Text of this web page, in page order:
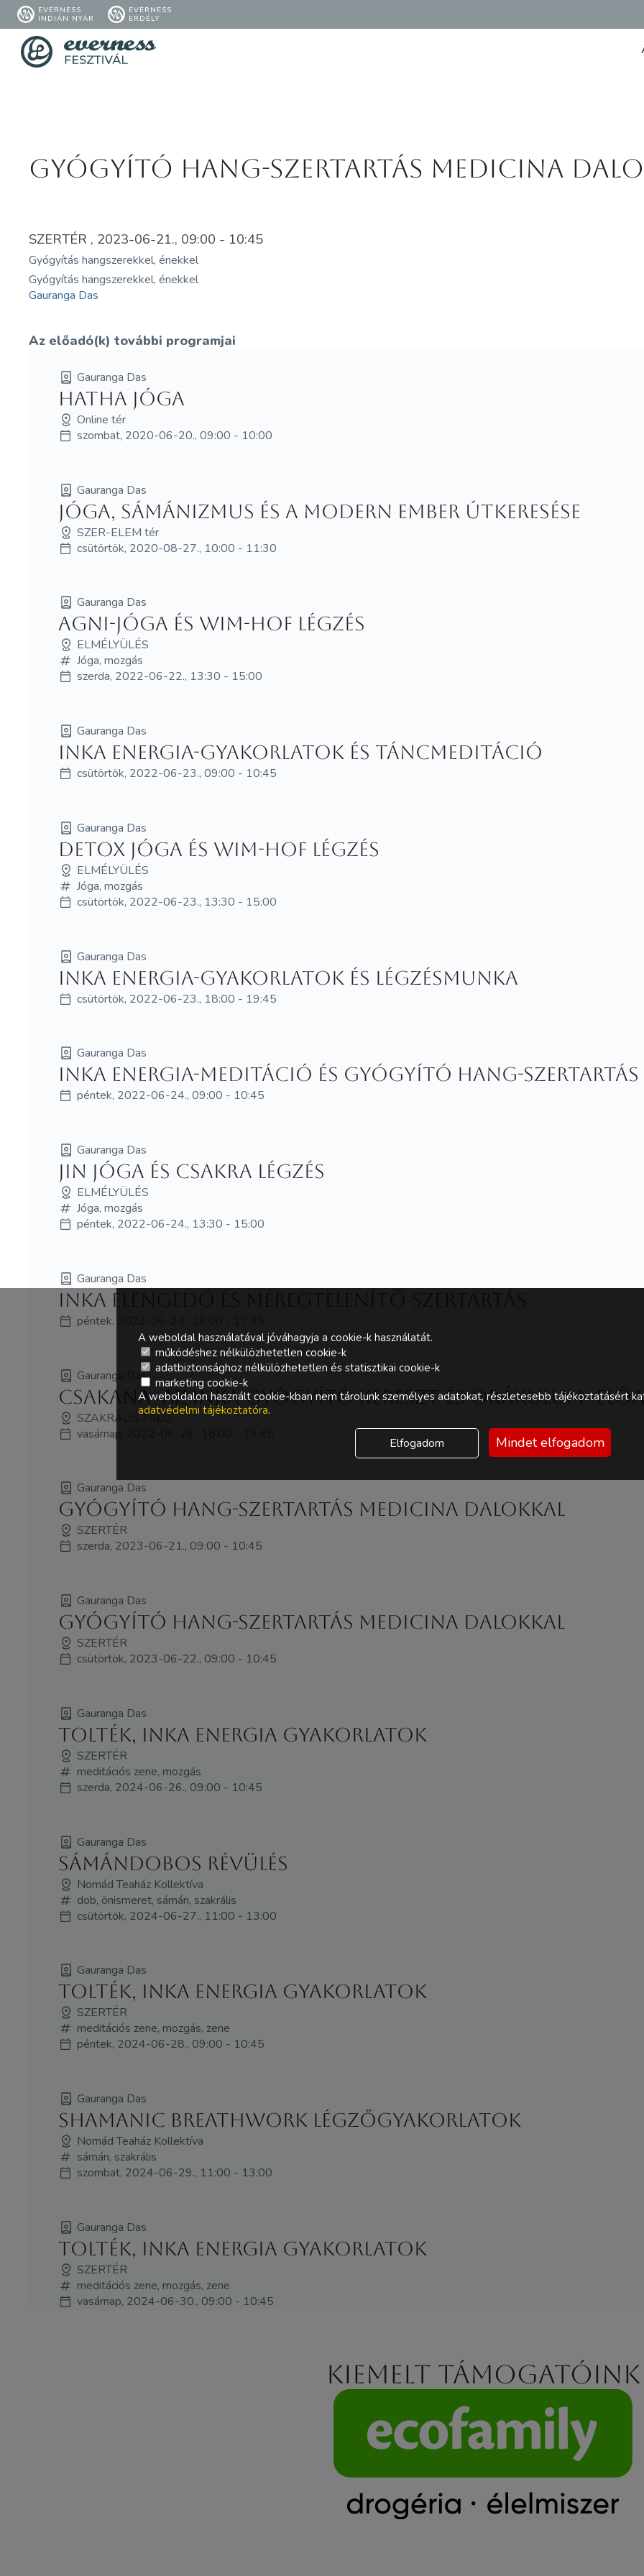
EVERNESS
INDIÁN NYÁR
EVERNESS
ERDÉLY
Gyógyító hang-szertartás Medicina
SZERTÉR , 2023-06-21., 09:00 - 10:45
Gyógyítás hangszerekkel, énekkel
Gyógyítás hangszerekkel, énekkel
Gauranga Das
Az előadó(k) további programjai
Gauranga Das
Hatha jóga
Online tér
szombat, 2020-06-20., 09:00 - 10:00
Gauranga Das
Jóga, Sámánizmus és a modern ember útkeresése
SZER-ELEM tér
csütörtök, 2020-08-27., 10:00 - 11:30
Gauranga Das
Agni-jóga és Wim-Hof légzés
ELMÉLYÜLÉS
Jóga, mozgás
szerda, 2022-06-22., 13:30 - 15:00
Gauranga Das
Inka energia-gyakorlatok és táncmeditáció
csütörtök, 2022-06-23., 09:00 - 10:45
Gauranga Das
Detox jóga és Wim-Hof légzés
ELMÉLYÜLÉS
Jóga, mozgás
csütörtök, 2022-06-23., 13:30 - 15:00
Gauranga Das
Inka energia-gyakorlatok és légzésmunka
csütörtök, 2022-06-23., 18:00 - 19:45
Gauranga Das
Inka energia-meditáció és gyógyító hang-
péntek, 2022-06-24., 09:00 - 10:45
Gauranga Das
Jin jóga és csakra légzés
ELMÉLYÜLÉS
Jóga, mozgás
péntek, 2022-06-24., 13:30 - 15:00
Gauranga Das
Inka elengedő és méregtelenítő szertartás
péntek, 2022-06-24., 16:00 - 17:45
Gauranga Das
Csakana- az inka gyógyító kereszt és orákulum -
SZAKRÁLIS FALU
vasárnap, 2022-06-26., 18:00 - 19:45
Gauranga Das
Gyógyító hang-szertartás Medicina dalokkal
SZERTÉR
szerda, 2023-06-21., 09:00 - 10:45
Gauranga Das
Gyógyító hang-szertartás Medicina dalokkal
SZERTÉR
csütörtök, 2023-06-22., 09:00 - 10:45
Gauranga Das
Tolték, inka energia gyakorlatok
SZERTÉR
meditációs zene, mozgás
szerda, 2024-06-26., 09:00 - 10:45
Gauranga Das
Sámándobos révülés
Nomád Teaház Kollektíva
dob, önismeret, sámán, szakrális
csütörtök, 2024-06-27., 11:00 - 13:00
Gauranga Das
Tolték, inka energia gyakorlatok
SZERTÉR
meditációs zene, mozgás, zene
péntek, 2024-06-28., 09:00 - 10:45
Gauranga Das
Shamanic Breathwork légzőgyakorlatok
Nomád Teaház Kollektíva
sámán, szakrális
szombat, 2024-06-29., 11:00 - 13:00
Gauranga Das
Tolték, inka energia gyakorlatok
SZERTÉR
meditációs zene, mozgás, zene
vasárnap, 2024-06-30., 09:00 - 10:45
Kiemelt támogatóink
A weboldal használatával jóváhagyja a cookie-k használatát.
működéshez nélkülözhetetlen cookie-k
adatbiztonsághoz nélkülözhetetlen és statisztikai cookie-k
marketing cookie-k
A weboldalon használt cookie-kban nem tárolunk személyes adatokat, részletesebb tájékoztatásért
adatvédelmi tájékoztatóra.
Elfogadom Mindet elfogadom